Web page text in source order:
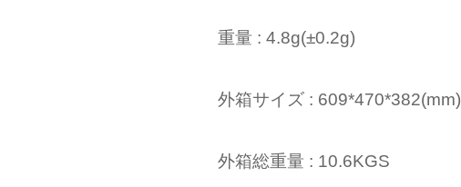
重量 : 4.8g(±0.2g)
外箱サイズ : 609*470*382(mm)
外箱総重量 : 10.6KGS